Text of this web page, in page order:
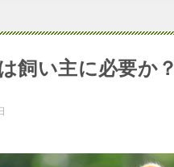
飼い主に必要か？